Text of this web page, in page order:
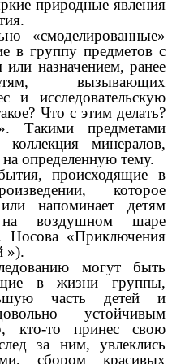
природные явления
«смоделированные»
в группу предметов с
назначением, ранее
вызывающих
и исследовательскую
Что с этим делать?
Такими предметами
минералов,
определенную тему.
происходящие в
которое
напоминает детям
воздушном шаре
Носова «Приключения
»).
могут быть
в жизни группы,
часть детей и
устойчивым
кто-то принес свою
за ним, увлеклись
сбором красивых